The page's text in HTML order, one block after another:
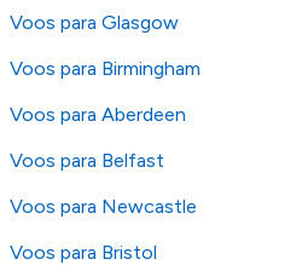
Voos para Glasgow
Voos para Birmingham
Voos para Aberdeen
Voos para Belfast
Voos para Newcastle
Voos para Bristol